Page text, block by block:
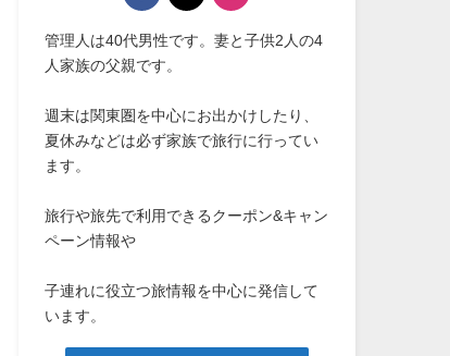
管理人は40代男性です。妻と子供2人の4
人家族の父親です。
週末は関東圏を中心にお出かけしたり、
夏休みなどは必ず家族で旅行に行ってい
ます。
旅行や旅先で利用できるクーポン&キャン
ペーン情報や
子連れに役立つ旅情報を中心に発信して
います。